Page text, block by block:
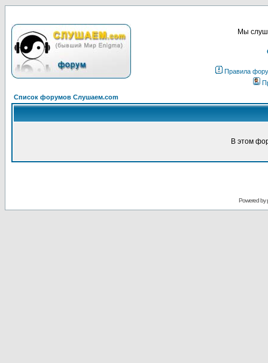
Мы
Правила
Список форумов Слушаем.com
В этом
Powered by